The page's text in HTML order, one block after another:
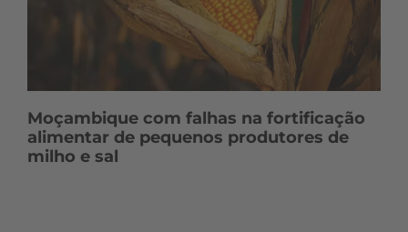
Moçambique com falhas na fortificação
alimentar de pequenos produtores de
milho e sal